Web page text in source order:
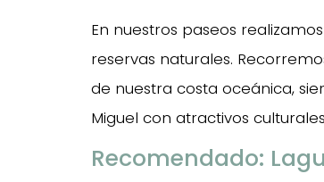
En nuestros paseos realizamos
reservas naturales.
de nuestra costa oceánica,
Miguel con atractivos
Recomendado: